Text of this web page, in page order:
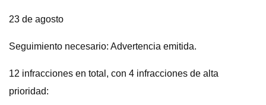
23 de agosto
Seguimiento necesario: Advertencia emitida.
12 infracciones en total, con 4 infracciones de alta
prioridad: